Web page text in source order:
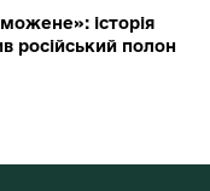
історія
російський полон